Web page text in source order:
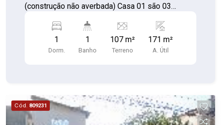
(construção não averbada) Casa 01 são 03
separadas, entrada independente. Casa 02 são
03 cômodos Casa 03 são 04 cômodos Casa 04
são 07 cômodos com varanda e com a luz
1
Dorm.
1
Banho
107 m²
Terreno
171 m²
A. Útil
Cód. 809231